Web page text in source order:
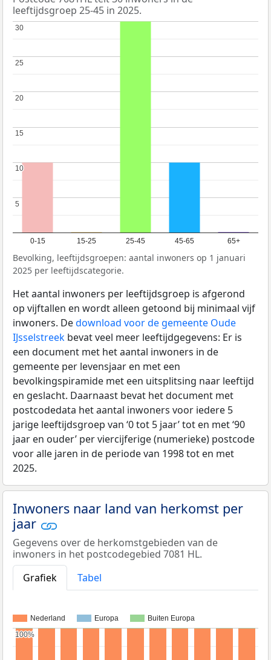
leeftijdsgroep 25-45 in 2025.
0-15 15-25 25-45 45-65 65+
5
5
10
10
15
15
20
20
25
25
30
30
Bevolking, leeftijdsgroepen: aantal inwoners op 1 januari
2025 per leeftijdscategorie.
Het aantal inwoners per leeftijdsgroep is afgerond
op vijftallen en wordt alleen getoond bij minimaal vijf
inwoners. Dedownload voor de gemeente Oude
IJsselstreek bevat veel meer leeftijdgegevens: Er is
een document met het aantal inwoners in de
gemeente per levensjaar en met een
bevolkingspiramide met een uitsplitsing naar leeftijd
en geslacht. Daarnaast bevat het document met
postcodedata het aantal inwoners voor iedere 5
jarige leeftijdsgroep van ‘0 tot 5 jaar’ tot en met ‘90
jaar en ouder’ per viercijferige (numerieke) postcode
voor alle jaren in de periode van 1998 tot en met
2025.
Inwoners naar land van herkomst per
jaar
Gegevens over de herkomstgebieden van de
inwoners in het postcodegebied 7081 HL.
Grafiek
Tabel
Nederland Europa Buiten Europa
100%
100%